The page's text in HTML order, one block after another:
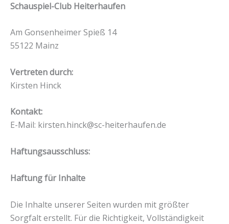
Schauspiel-Club Heiterhaufen
Am Gonsenheimer Spieß 14
55122 Mainz
Vertreten durch:
Kirsten Hinck
Kontakt:
E-Mail: kirsten.hinck@sc-heiterhaufen.de
Haftungsausschluss:
Haftung für Inhalte
Die Inhalte unserer Seiten wurden mit größter
Sorgfalt erstellt. Für die Richtigkeit, Vollständigkeit